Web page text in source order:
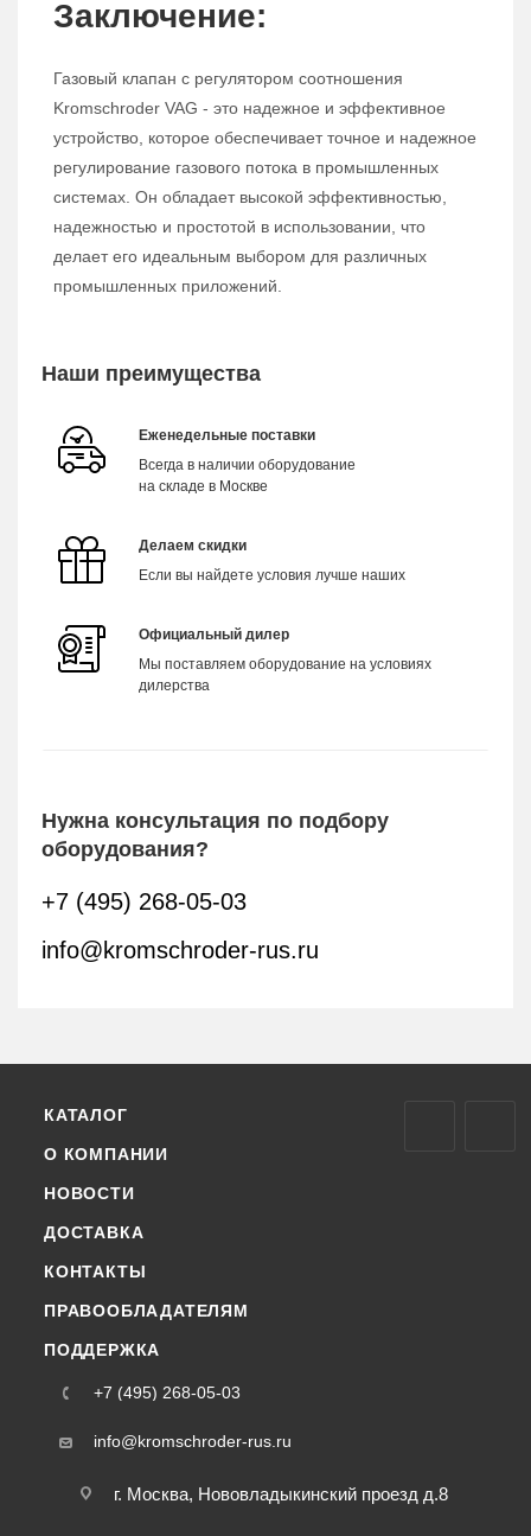
Заключение:
Газовый клапан с регулятором соотношения
Kromschroder VAG - это надежное и эффективное
устройство, которое обеспечивает точное и надежное
регулирование газового потока в промышленных
системах. Он обладает высокой эффективностью,
надежностью и простотой в использовании, что
делает его идеальным выбором для различных
промышленных приложений.
Наши преимущества
Еженедельные поставки
Всегда в наличии оборудование
на складе в Москве
Делаем скидки
Если вы найдете условия лучше наших
Официальный дилер
Мы поставляем оборудование на условиях
дилерства
Нужна консультация по подбору
оборудования?
+7 (495) 268-05-03
info@kromschroder-rus.ru
КАТАЛОГ
О КОМПАНИИ
НОВОСТИ
ДОСТАВКА
КОНТАКТЫ
ПРАВООБЛАДАТЕЛЯМ
ПОДДЕРЖКА
+7 (495) 268-05-03
info@kromschroder-rus.ru
г. Москва, Нововладыкинский проезд д.8